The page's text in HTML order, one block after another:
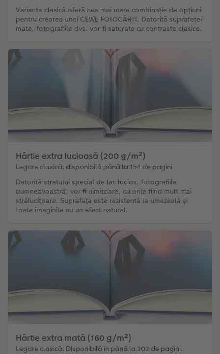
Varianta clasică oferă cea mai mare combinație de opțiuni
pentru crearea unei CEWE FOTOCĂRȚI. Datorită suprafeței
mate, fotografiile dvs. vor fi saturate cu contraste clasice.
Hârtie extra lucioasă (200 g/m²)
Legare clasică, disponibilă până la 154 de pagini
Datorită stratului special de lac lucios, fotografiile
dumneavoastră. vor fi uimitoare, culorile fiind mult mai
strălucitoare. Suprafața este rezistentă la umezeală și
toate imaginile au un efect natural.
Hârtie extra mată (160 g/m²)
Legare clasică. Disponibilă în până la 202 de pagini.